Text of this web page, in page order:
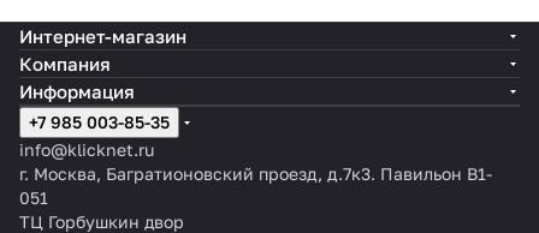
Интернет-магазин
Компания
Информация
+7 985 003-85-35
info@klicknet.ru
г. Москва, Багратионовский проезд, д.7к3. Павильон B1-
051
ТЦ Горбушкин двор